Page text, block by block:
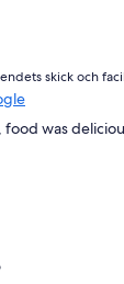
skick och
was